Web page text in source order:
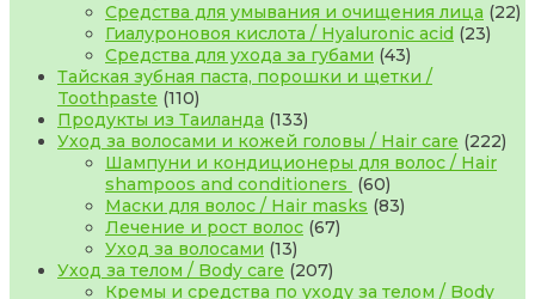
товаров
Средства для умывания и очищения лица 2222
Гиалуроновоя кислота / Hyaluronic acid 2323
Средства для ухода за губами 4343
товара
Тайская зубная паста, порошки и щетки /
Toothpaste 110110
товаров
Продукты из Таиланда 133133
товара
Уход за волосами и кожей головы / Hair care 222222
Шампуни и кондиционеры для волос / Hair
shampoos and conditioners
6060
товаров
Маски для волос / Hair masks 8383
Лечение и рост волос 6767
Уход за волосами 1313
товаров
Уход за телом / Body care 207207
товаров
Кремы и средства по уходу за телом / Body